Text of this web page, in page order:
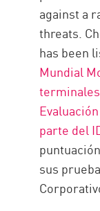
against a
threats.
has been
Mundial
parte del
sus